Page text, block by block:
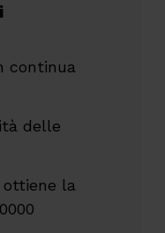
continua
delle
ottiene la